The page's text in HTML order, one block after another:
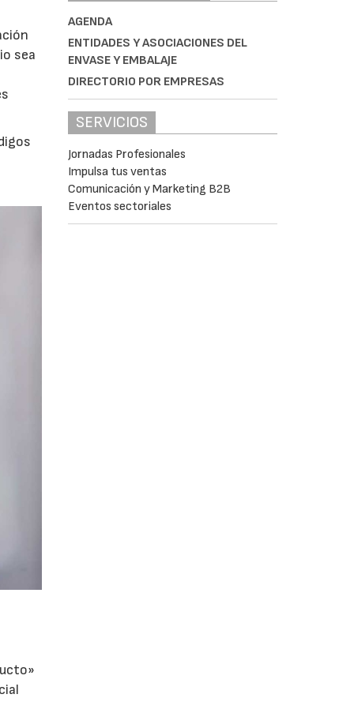
sea
AGENDA
ENTIDADES Y ASOCIACIONES DEL
ENVASE Y EMBALAJE
DIRECTORIO POR EMPRESAS
SERVICIOS
Jornadas Profesionales
Impulsa tus ventas
Comunicación y Marketing B2B
Eventos sectoriales